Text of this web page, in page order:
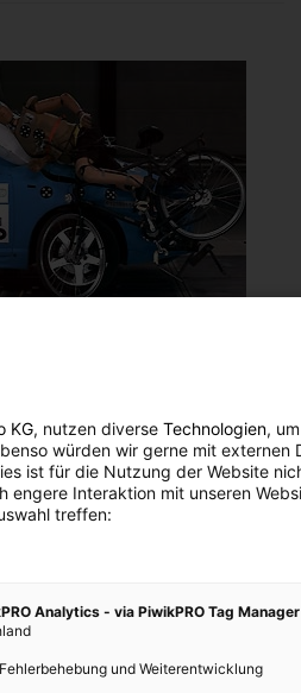
– auch für Radfahrer
VON ENERGIELEBEN REDAKTION
Verletzungen. Allerdings bisher
Autos. In den Niederlanden hat
darüber gemacht, wie die
außerhalb des Autos geschützt
BEITRAG ANSEHEN
KG, nutzen diverse Technologien,
würden wir gerne mit externen
ist für die Nutzung der Website
engere Interaktion mit unseren
treffen:
Analytics - via PiwikPRO Tag Manager
und Weiterentwicklung